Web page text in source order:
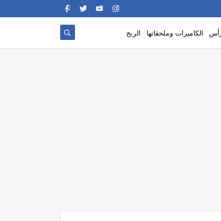
الكاميرات وملحقاتها الربح